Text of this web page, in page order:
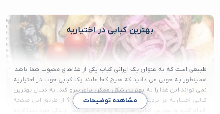
بهترین کبابی در اختیاریه
طبیعی است که به عنوان یک ایرانی کباب یکی از غذاهای محبوب شما باشد.
همینطور به خوبی می دانید که هیچ کجا مانند یک کبابی خوب در اختیاریه
نمی تواند این غذا را به بهترین شکل ممکن برای سرو کند. به دنبال بهترین
کبابی اختیاریه در نزدیکی محل زندگی خود می گردید ؟ از طریق این صفحه
اقدام کنید و بهترین کبابی اختیاریه را در نزدیکی محل زندگی خود پیدا کرده
مشاهده توضیحات